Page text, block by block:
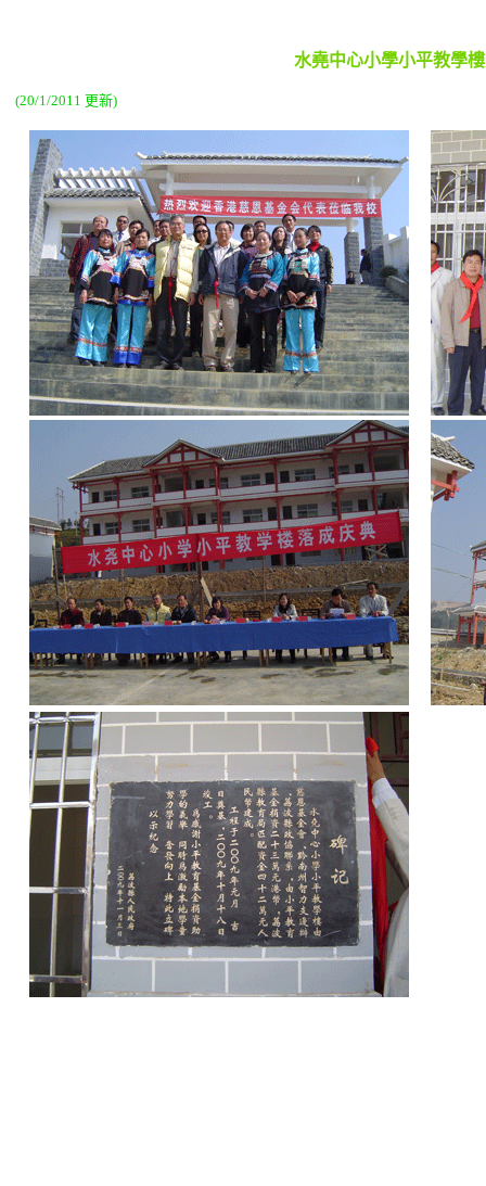
水堯中心小學小平教學樓
(20/1/2011 更新)